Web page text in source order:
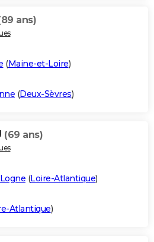
ans)
(Maine-et-Loire)
(Deux-Sèvres)
(69 ans)
(Loire-Atlantique)
Atlantique)